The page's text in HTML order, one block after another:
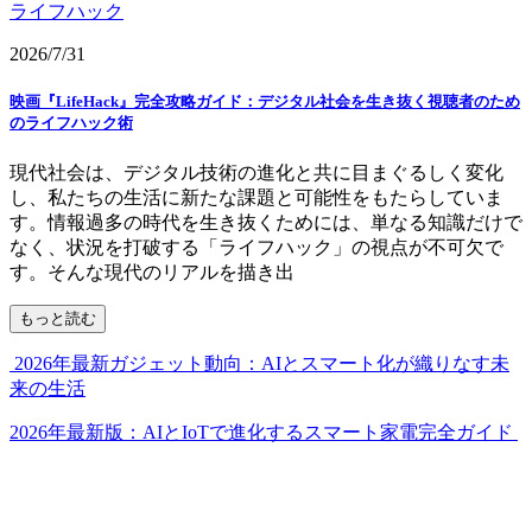
ライフハック
2026/7/31
映画『LifeHack』完全攻略ガイド：デジタル社会を生き抜く視聴者のため
のライフハック術
現代社会は、デジタル技術の進化と共に目まぐるしく変化
し、私たちの生活に新たな課題と可能性をもたらしていま
す。情報過多の時代を生き抜くためには、単なる知識だけで
なく、状況を打破する「ライフハック」の視点が不可欠で
す。そんな現代のリアルを描き出
もっと読む
2026年最新ガジェット動向：AIとスマート化が織りなす未
来の生活
2026年最新版：AIとIoTで進化するスマート家電完全ガイド